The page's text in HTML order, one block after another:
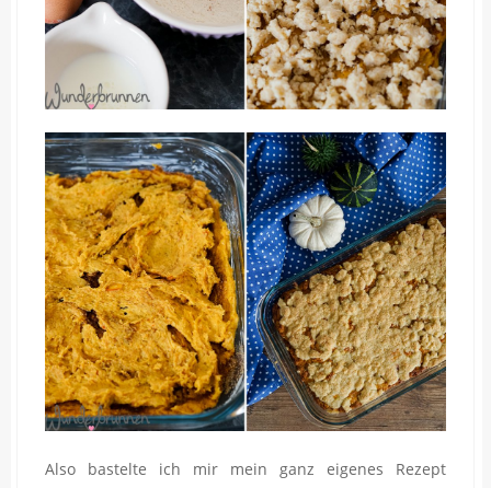
Also bastelte ich mir mein ganz eigenes Rezept